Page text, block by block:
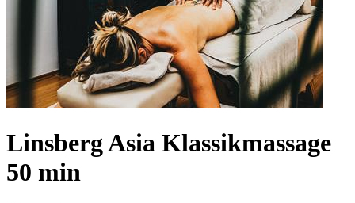
Linsberg Asia Klassikmassage
50 min